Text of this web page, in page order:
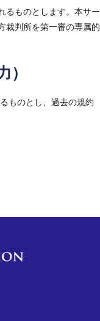
るものとします。本サー
裁判所を第一審の専属的
）
ものとし、過去の規約